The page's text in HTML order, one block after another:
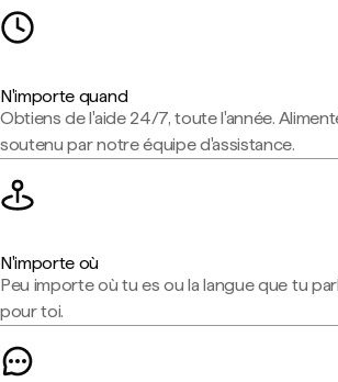
N'importe quand
Obtiens de l'aide 24/7, toute l'année.
soutenu par notre équipe d'assistance.
N'importe où
Peu importe où tu es ou la langue que tu
pour toi.